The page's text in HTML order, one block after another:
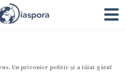
Un prizonier politic și-a tăiat gâtul